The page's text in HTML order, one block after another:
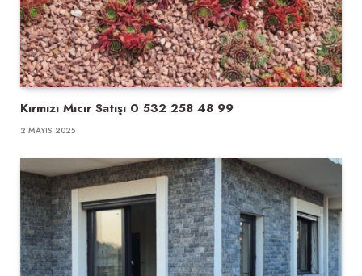
Kırmızı Mıcır Satışı 0 532 258 48 99
2 MAYIS 2025